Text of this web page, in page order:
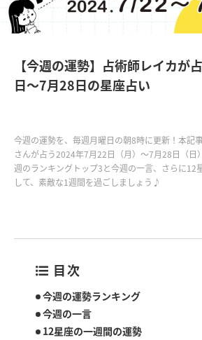
【今週の運勢】占術師レイカが
日～7月28日の星座占い
今週の運勢を、毎週月曜日の朝8時に更新！本記
さんが占う2024年7月22日（月）〜7月28日（日
週のランキングトップ3と今週の一言、さらに12
して、素敵な1週間を過ごしましょう♪
目次
今週の運勢ランキング
今週の一言
12星座の一週間の運勢